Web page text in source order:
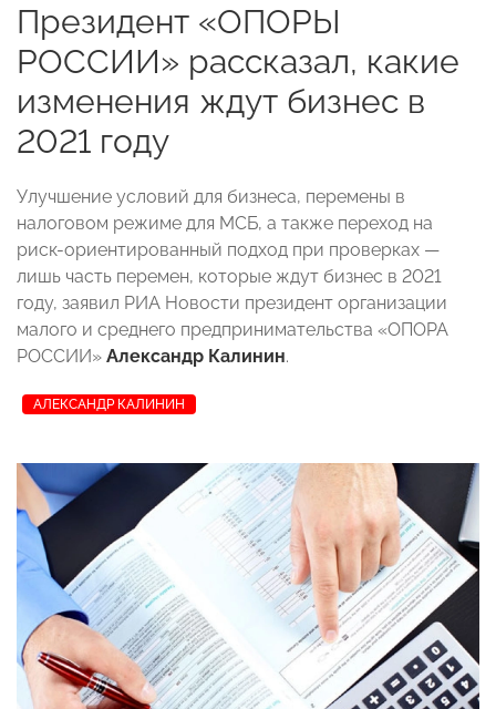
Президент «ОПОРЫ
РОССИИ» рассказал, какие
изменения ждут бизнес в
2021 году
Улучшение условий для бизнеса, перемены в
налоговом режиме для МСБ, а также переход на
риск-ориентированный подход при проверках —
лишь часть перемен, которые ждут бизнес в 2021
году, заявил РИА Новости президент организации
малого и среднего предпринимательства «ОПОРА
РОССИИ» Александр Калинин.
АЛЕКСАНДР КАЛИНИН